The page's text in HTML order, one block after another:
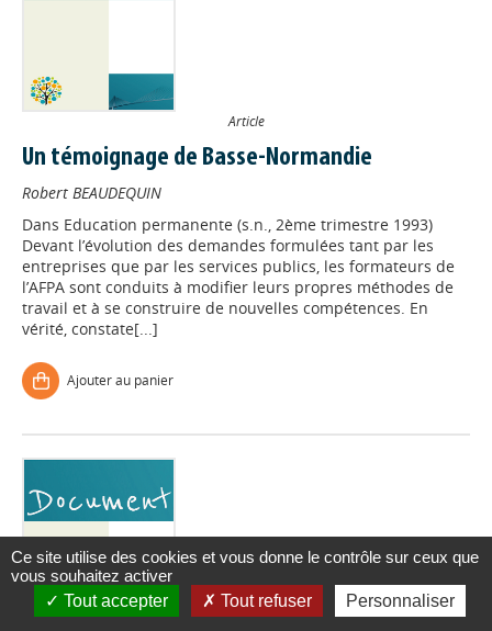
Article
Un témoignage de Basse-Normandie
Robert BEAUDEQUIN
Dans Education permanente (s.n., 2ème trimestre 1993)
Devant l’évolution des demandes formulées tant par les
entreprises que par les services publics, les formateurs de
l’AFPA sont conduits à modifier leurs propres méthodes de
travail et à se construire de nouvelles compétences. En
vérité, constate[...]
Ajouter au panier
Ce site utilise des cookies et vous donne le contrôle sur ceux que
vous souhaitez activer
Tout accepter
Tout refuser Personnaliser